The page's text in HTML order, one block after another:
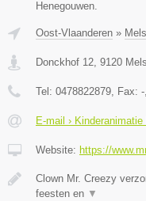
Henegouwen.
Oost-Vlaanderen »
Donckhof 12, 9120
Tel: 0478822879, Fax: -
E-mail ›
Website: https://
Clown Mr. Creezy
feesten en ▼